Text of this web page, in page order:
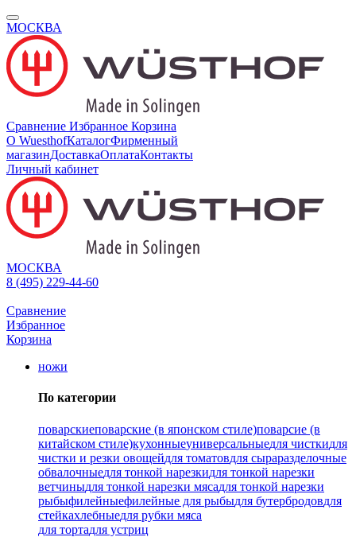
МОСКВА
Сравнение Избранное Корзина
О WuesthofКаталогФирменный
магазинДоставкаОплатаКонтакты
Личный кабинет
МОСКВА
8 (495) 229-44-60
Сравнение
Избранное
Корзина
ножи
По категории
поварскиеповарские (в японском стиле)поварсие (в
китайском стиле)кухонныеуниверсальныедля чисткидля
чистки и резки овощейдля томатовдля сыраразделочные
обвалочныедля тонкой нарезкидля тонкой нарезки
ветчиныдля тонкой нарезки мясадля тонкой нарезки
рыбыфилейныефилейные для рыбыдля бутербродовдля
стейкахлебныедля рубки мяса
для тортадля устриц